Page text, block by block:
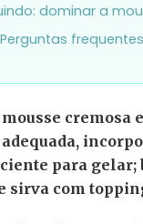
dominar a
Perguntas
cremosa
para gelar;
sirva com